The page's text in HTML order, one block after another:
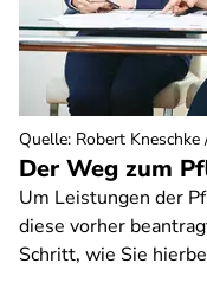
Der Weg zum
Um Leistungen der
diese vorher
Schritt, wie Sie
Quelle: Robert